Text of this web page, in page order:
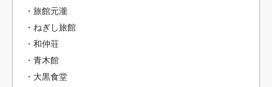
・旅館元瀧
・ねぎし旅館
・和仲荘
・青木館
・大黒食堂